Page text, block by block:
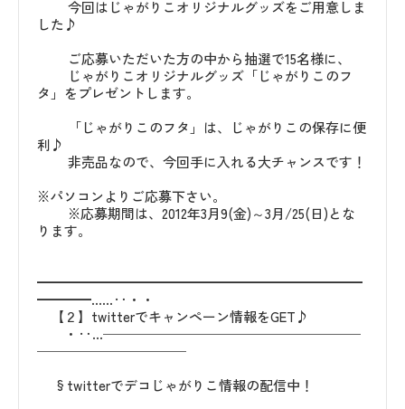
今回はじゃがりこオリジナルグッズをご用意しま
した♪
ご応募いただいた方の中から抽選で15名様に、
じゃがりこオリジナルグッズ「じゃがりこのフ
タ」をプレゼントします。
「じゃがりこのフタ」は、じゃがりこの保存に便
利♪
非売品なので、今回手に入れる大チャンスです！
※パソコンよりご応募下さい。
※応募期間は、2012年3月9(金)～3月/25(日)とな
ります。
━━━━━━━━━━━━━━━━━━━━━━━━
━━━━……‥・・
【２】twitterでキャンペーン情報をGET♪
・‥…───────────────────
───────────
§twitterでデコじゃがりこ情報の配信中！